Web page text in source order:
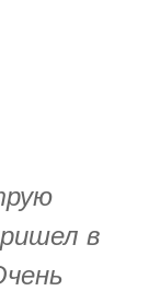
в